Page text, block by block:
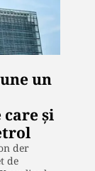
un
şi
der
de